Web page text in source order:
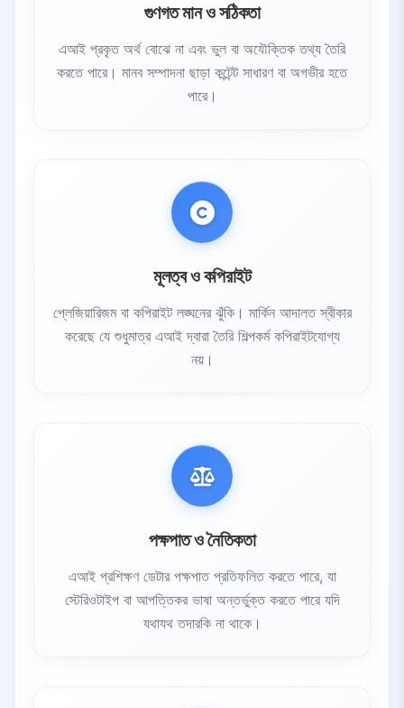
গুণগত মান ও সঠিকতা
এআই প্রকৃত অর্থ বোঝে না এবং ভুল বা অযৌক্তিক তথ্য তৈরি
করতে পারে। মানব সম্পাদনা ছাড়া কন্টেন্ট সাধারণ বা অগভীর হতে
পারে।
মূলত্ব ও কপিরাইট
প্লেজিয়ারিজম বা কপিরাইট লঙ্ঘনের ঝুঁকি। মার্কিন আদালত স্বীকার
করেছে যে শুধুমাত্র এআই দ্বারা তৈরি শিল্পকর্ম কপিরাইটযোগ্য
নয়।
পক্ষপাত ও নৈতিকতা
এআই প্রশিক্ষণ ডেটার পক্ষপাত প্রতিফলিত করতে পারে, যা
স্টেরিওটাইপ বা আপত্তিকর ভাষা অন্তর্ভুক্ত করতে পারে যদি
যথাযথ তদারকি না থাকে।